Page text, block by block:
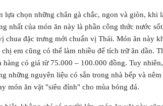
lựa chọn những chân gà chắc, ngon và giòn, khi
nhất của món ăn này là phần công thức nước
chua đặc trưng mới chuẩn vị Thái. Món ăn này
chị em cũng có thể làm nhiều để tích trữ ăn dần.
hàng có giá từ 75.000 – 100.000 đồng. Tuy
những nguyên liệu có sẵn trong nhà bếp và
món ăn vặt "siêu đỉnh" cho mùa bóng đá.